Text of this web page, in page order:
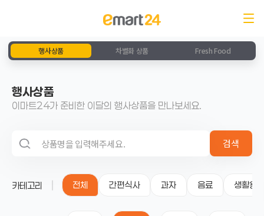
행사상품 차별화 상품 Fresh Food
행사상품
이마트24가 준비한 이달의 행사상품을 만나보세요.
검색 영역
검색
카테고리 전체 간편식사 과자 음료 생활용품